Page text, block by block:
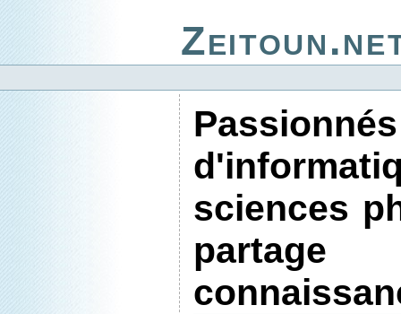
Passionnés
sciences